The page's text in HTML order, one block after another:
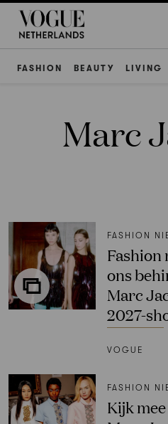
FASHION BEAUTY LIVING
Marc
FASHION
Fashion
ons
Marc
2027-
VOGUE
FASHION
Kijk